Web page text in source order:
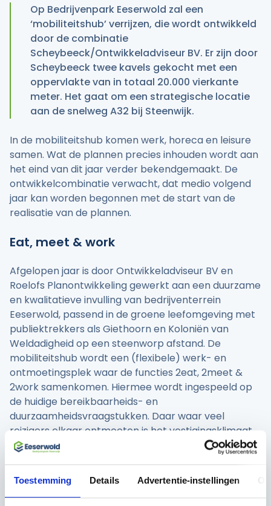
Toestemming Details Advertentie-instellingen
Op Bedrijvenpark Eeserwold zal een
‘mobiliteitshub’ verrijzen, die wordt ontwikkeld
door de combinatie
Scheybeeck/Ontwikkeladviseur BV. Er zijn door
Scheybeeck twee kavels gekocht met een
oppervlakte van in totaal 20.000 vierkante
meter. Het gaat om een strategische locatie
aan de snelweg A32 bij Steenwijk.
In de mobiliteitshub komen werk, horeca en leisure
samen. Wat de plannen precies inhouden wordt aan
het eind van dit jaar verder bekendgemaakt. De
ontwikkelcombinatie verwacht, dat medio volgend
jaar kan worden begonnen met de start van de
realisatie van de plannen.
Eat, meet & work
Afgelopen jaar is door Ontwikkeladviseur BV en
Roelofs Planontwikkeling gewerkt aan een duurzame
en kwalitatieve invulling van bedrijventerrein
Eeserwold, passend in de groene leefomgeving met
publiektrekkers als Giethoorn en Koloniën van
Weldadigheid op een steenworp afstand. De
mobiliteitshub wordt een (flexibele) werk- en
ontmoetingsplek waar de functies 2eat, 2meet &
2work samenkomen. Hiermee wordt ingespeeld op
de huidige bereikbaarheids- en
duurzaamheidsvraagstukken. Daar waar veel
reizigers elkaar ontmoeten is het vestigingsklimaat
voor ondernemers uitermate aantrekkelijk, zo is de
insteek. De plannen sluiten aan op de strategie van
Scheybeeck om te investeren in aantrekkelijke
vastgoedprojecten op strategische locaties, met als